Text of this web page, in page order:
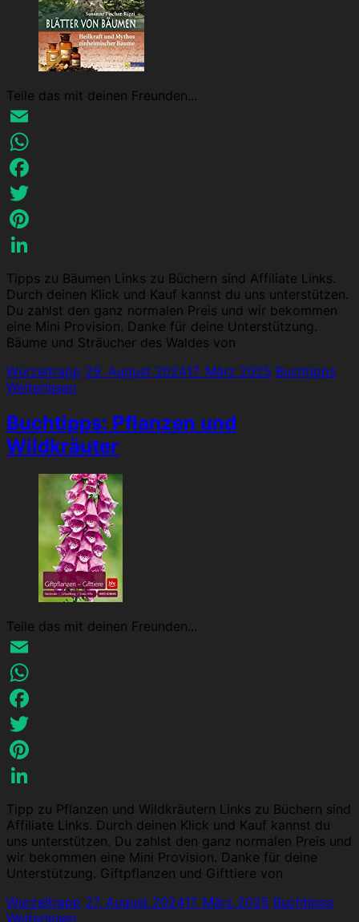
Teile das mit deinen Freunden...
Email
WhatsApp
Facebook
Twitter
Pinterest
LinkedIn
Tipps zu Bäumen Links zu Büchern sind Affiliate Links.
Durch deinen Klick und Kauf kannst du uns unterstützen.
Du zahlst den ganz normalen Preis und wir bekommen
eine Mini Provision. Danke für deine Unterstützung.
Bäume und Sträucher des Waldes von
Wurzeltrapp 29. August 202417. März 2025 Buchtipps
Weiterlesen
Buchtipps: Pflanzen und
Wildkräuter
Teile das mit deinen Freunden...
Email
WhatsApp
Facebook
Twitter
Pinterest
LinkedIn
Tipp zu Pflanzen und Wildkräutern Links zu Büchern sind
Affiliate Links. Durch deinen Klick und Kauf kannst du
uns unterstützen. Du zahlst den ganz normalen Preis und
wir bekommen eine Mini Provision. Danke für deine
Unterstützung. Giftpflanzen und Gifttiere von
Wurzeltrapp 27. August 202417. März 2025 Buchtipps
Weiterlesen